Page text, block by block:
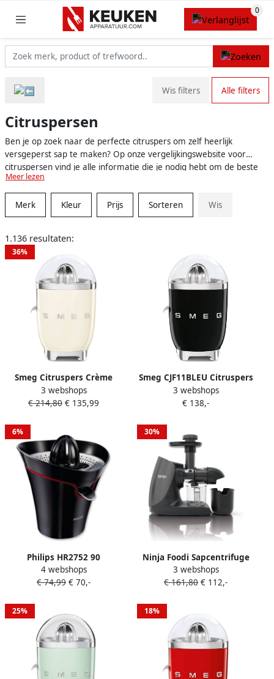
Wis filters Alle filters
Citruspersen
Ben je op zoek naar de perfecte citruspers om zelf heerlijk
versgeperst sap te maken? Op onze vergelijkingswebsite voor
citruspersen vind je alle informatie die je nodig hebt om de beste
keuze te maken voor jouw perfecte keukenhulpje. Bij ons vind je
een groot aanbod van citruspersen, allemaal eenvoudig te
vergelijken op basis van specificaties, functionaliteiten en prijzen. Zo
wordt het kiezen van jouw ideale citruspers een fluitje van een
Meer lezen
Merk Kleur Prijs Sorteren Wis
1.136 resultaten:
36%
Smeg Citruspers Crème
CJF11CREU | Citruspersen |
Keuken&Koken
3 webshops
€ 214,80 € 135,99
Smeg CJF11BLEU Citruspers
Elektrische Citruspers 70W
RVS Filter
Automatische Start Stop
'50s Style Zwart
3 webshops
€ 138,-
6%
Philips HR2752 90
Citruspers Avace Collection
4 webshops
€ 74,99 € 70,-
30%
Ninja Foodi Sapcentrifuge
Slowjuicer Citruspers
Sinaasappelpers 150 Watt
Groente en fruit Stil
JC100EU
3 webshops
€ 161,80 € 112,-
25% 18%